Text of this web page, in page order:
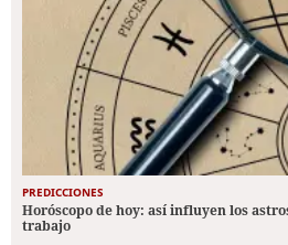
PREDICCIONES
Horóscopo de hoy: así influyen los
trabajo